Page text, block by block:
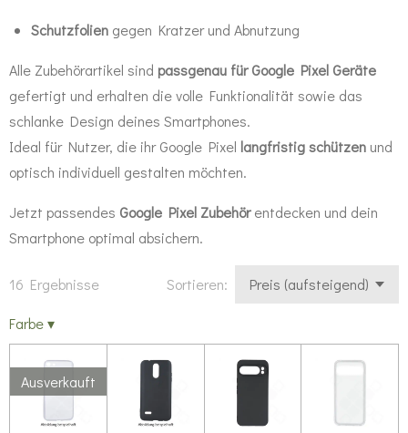
Schutzfolien gegen Kratzer und Abnutzung
Alle Zubehörartikel sind passgenau für Google Pixel Geräte
gefertigt und erhalten die volle Funktionalität sowie das
schlanke Design deines Smartphones.
Ideal für Nutzer, die ihr Google Pixel langfristig schützen und
optisch individuell gestalten möchten.
Jetzt passendes Google Pixel Zubehörentdecken und dein
Smartphone optimal absichern.
16 Ergebnisse Sortieren:
Farbe▾
Ausverkauft